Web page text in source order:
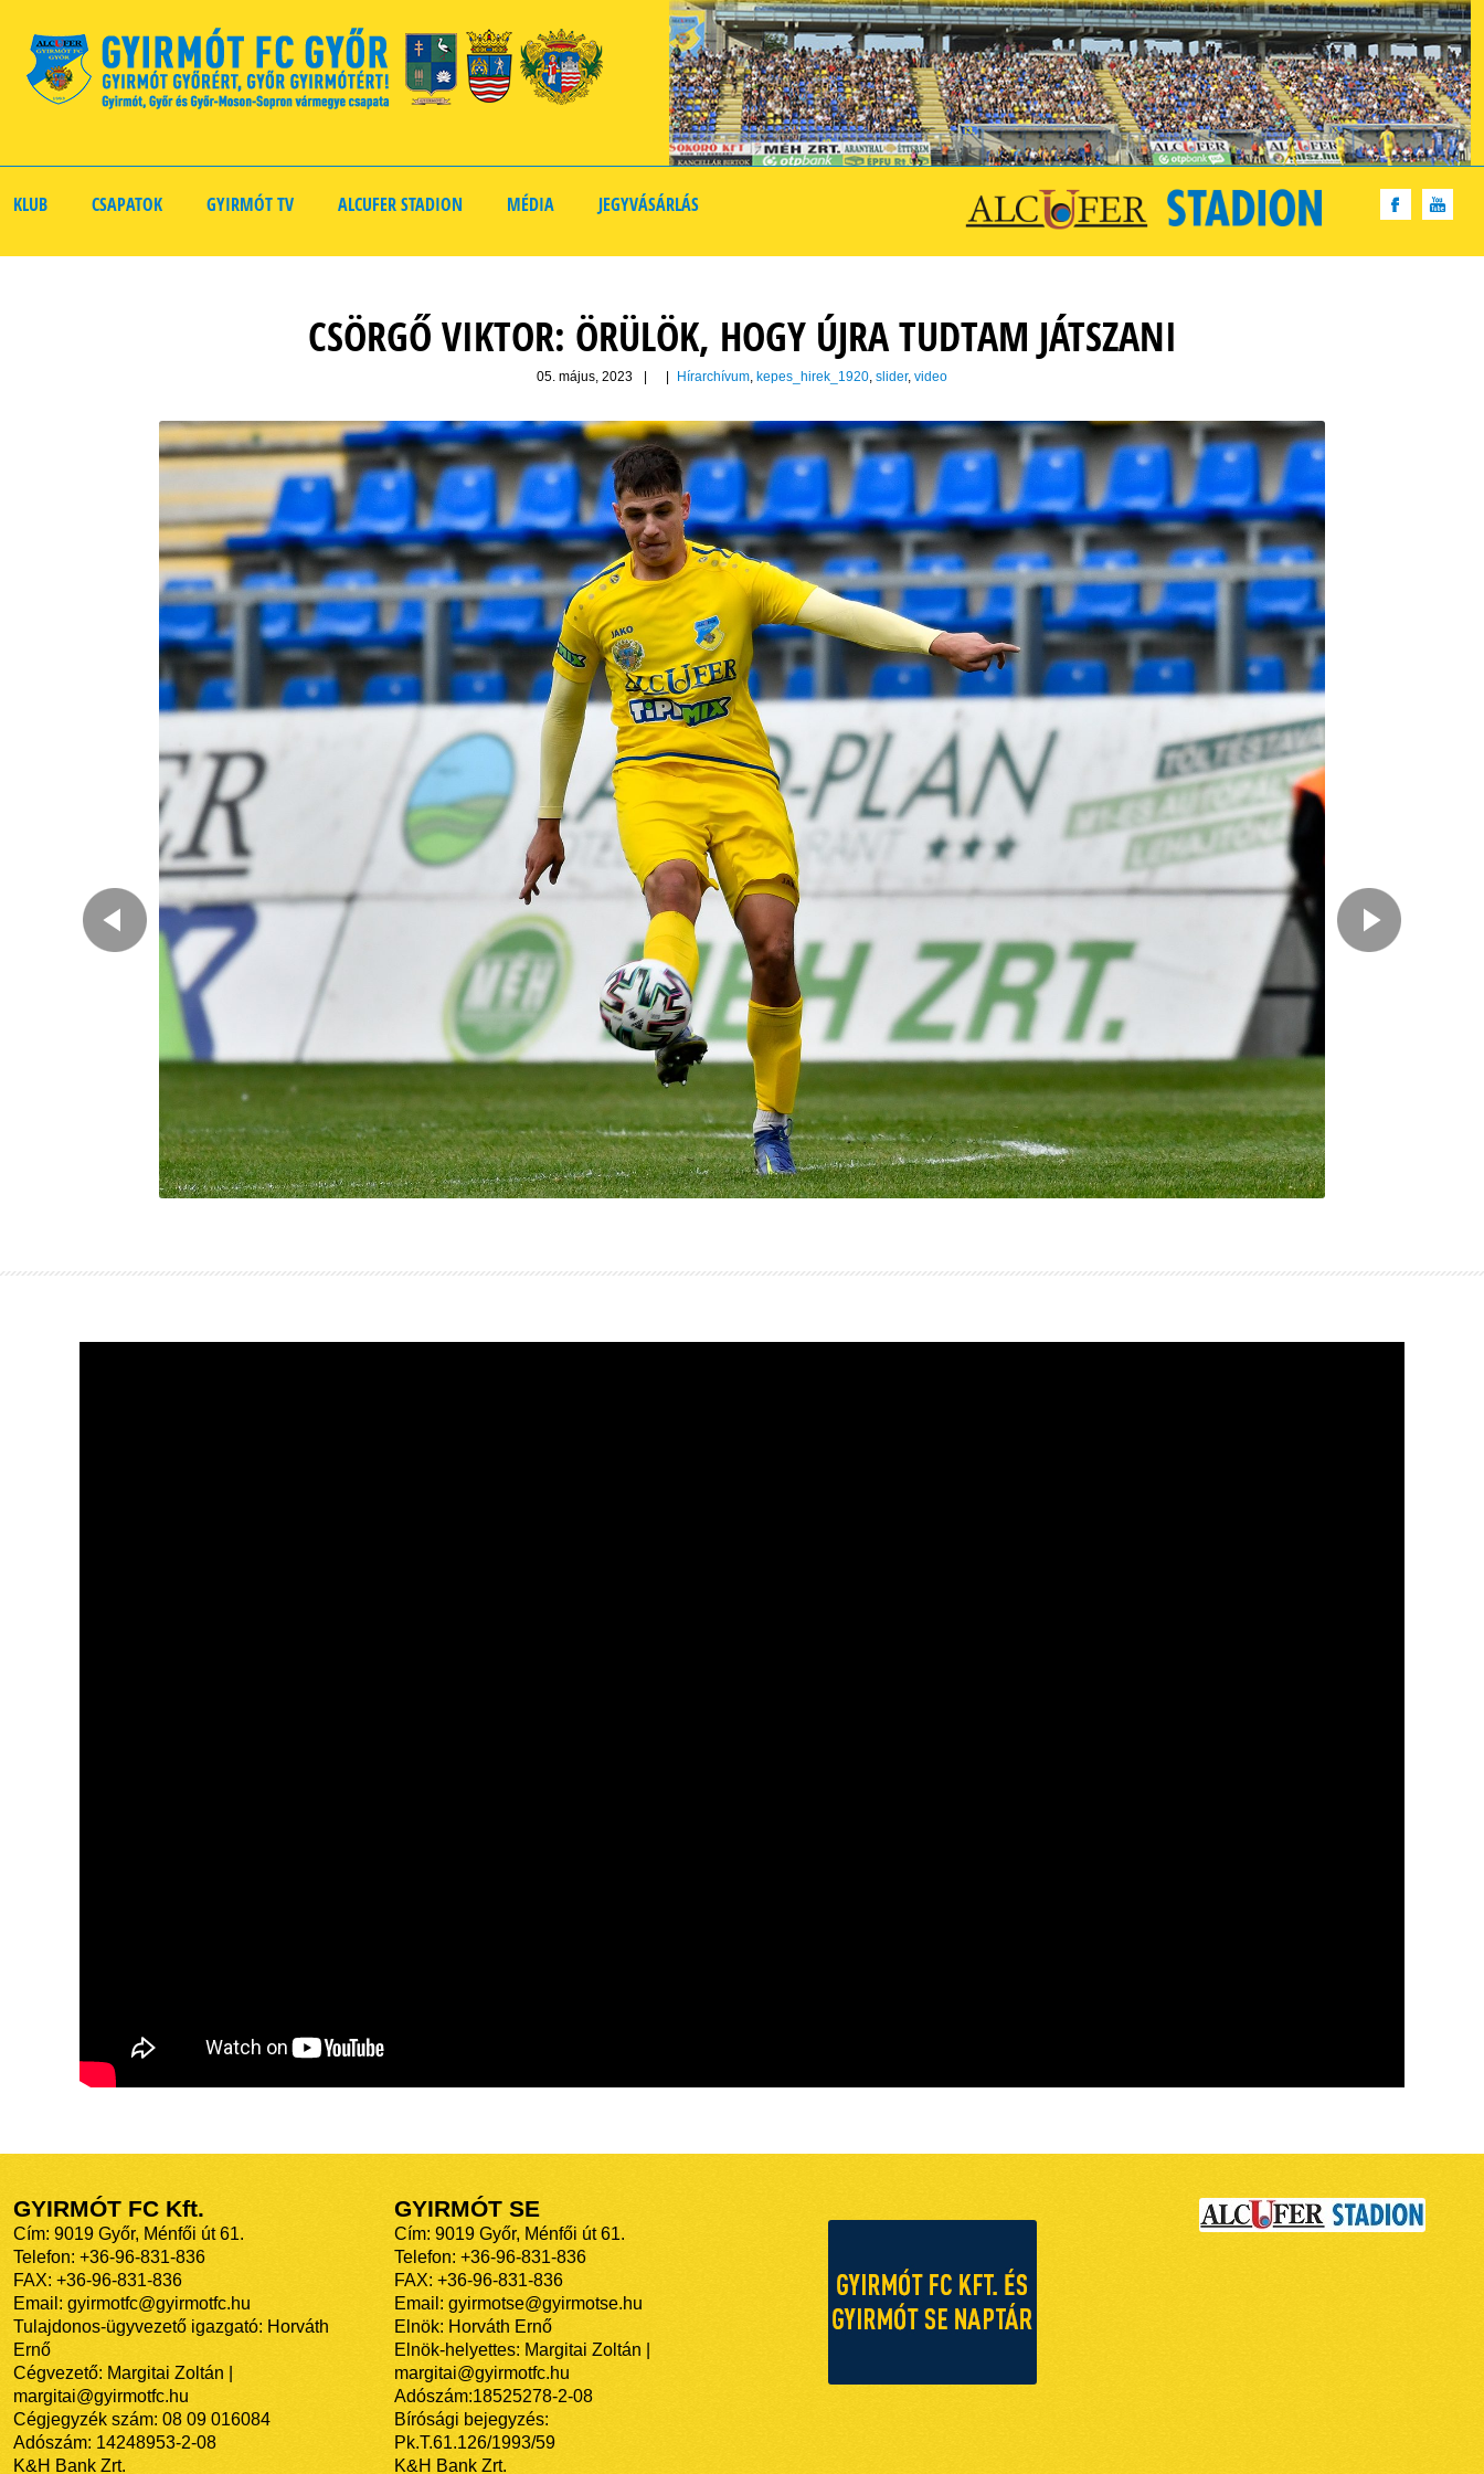
KLUB CSAPATOK GYIRMÓT TV ALCUFER STADION MÉDIA JEGYVÁSÁRLÁS
CSÖRGŐ VIKTOR: ÖRÜLÖK, HOGY ÚJRA TUDTAM JÁTSZANI
05. május, 2023 Hírarchívum, kepes_hirek_1920, slider, video
GYIRMÓT FC Kft.
Cím: 9019 Győr, Ménfői út 61.
Telefon: +36-96-831-836
FAX: +36-96-831-836
Email: gyirmotfc@gyirmotfc.hu
Tulajdonos-ügyvezető igazgató: Horváth
Ernő
Cégvezető: Margitai Zoltán |
margitai@gyirmotfc.hu
Cégjegyzék szám: 08 09 016084
Adószám: 14248953-2-08
K&H Bank Zrt.
GYIRMÓT SE
Cím: 9019 Győr, Ménfői út 61.
Telefon: +36-96-831-836
FAX: +36-96-831-836
Email: gyirmotse@gyirmotse.hu
Elnök: Horváth Ernő
Elnök-helyettes: Margitai Zoltán |
margitai@gyirmotfc.hu
Adószám:18525278-2-08
Bírósági bejegyzés:
Pk.T.61.126/1993/59
K&H Bank Zrt.